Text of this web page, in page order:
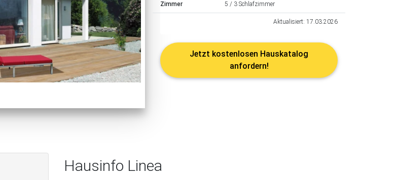
schließen Zimmer 5 / 3 Schlafzimmer
Aktualisiert: 17.03.2026
Jetzt kostenlosen Hauskatalog
anfordern!
Hausinfo Linea